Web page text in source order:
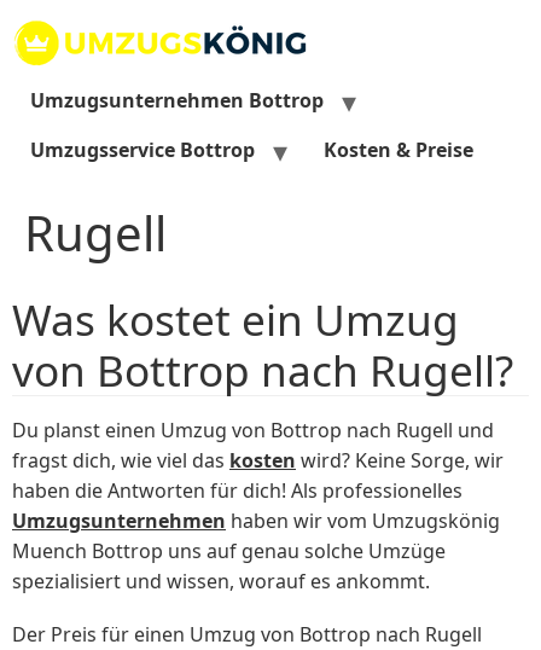
Inhalt
springen
Umzugsunternehmen Bottrop
Umzugsservice Bottrop
Kosten & Preise
Rugell
Was kostet ein Umzug
von Bottrop nach Rugell?
Du planst einen Umzug von Bottrop nach Rugell und
fragst dich, wie viel das kosten wird? Keine Sorge, wir
haben die Antworten für dich! Als professionelles
Umzugsunternehmen haben wir vom Umzugskönig
Muench Bottrop uns auf genau solche Umzüge
spezialisiert und wissen, worauf es ankommt.
Der Preis für einen Umzug von Bottrop nach Rugell